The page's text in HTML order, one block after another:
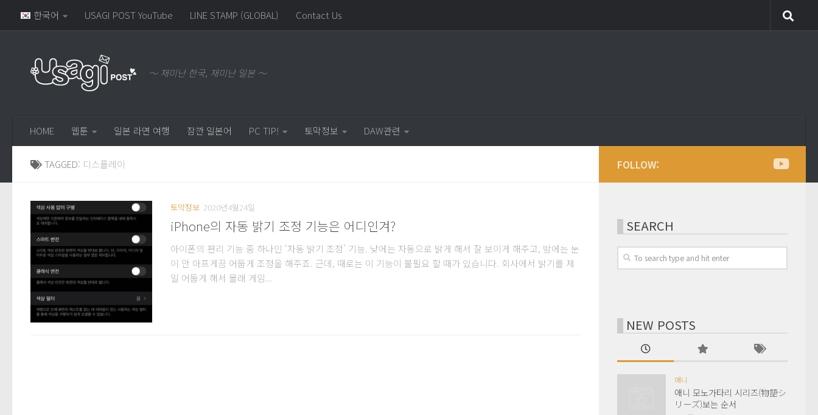
한국어 USAGI POST YouTube LINE STAMP (GLOBAL) Contact Us
～ 재미난 한국, 재미난 일본 ～
HOME 웹툰 일본 라면 여행 잠깐 일본어 PC TIP! 토막정보 DAW관련
TAGGED: 디스플레이
토막정보 2020년4월24일
iPhone의 자동 밝기 조정 기능은 어디인겨?
아이폰의 편리 기능 중 하나인 ‘자동 밝기 조정’ 기능. 낮에는 자동으로 밝게 해서 잘 보이게 해주고, 밤에는 눈
이 안 아프게끔 어둡게 조정을 해주죠. 근데, 때로는 이 기능이 불필요 할 때가 있습니다. 회사에서 밝기를 제
일 어둡게 해서 몰래 게임...
FOLLOW:
SEARCH
NEW POSTS
애니
애니 모노가타리 시리즈(物語シ
リーズ)보는 순서